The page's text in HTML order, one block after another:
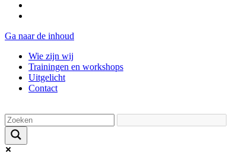
Ga naar de inhoud
Wie zijn wij
Trainingen en workshops
Uitgelicht
Contact